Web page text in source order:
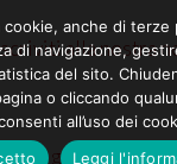
alla nostra
anche di terze
di navigazione,
del sito.
o cliccando
all’uso dei
Leggi